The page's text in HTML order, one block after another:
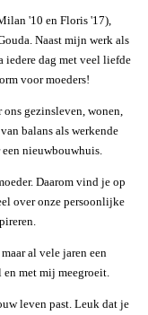
'10 en Floris '17),
Naast mijn werk als
dag met veel liefde
voor moeders!
gezinsleven, wonen,
balans als werkende
nieuwbouwhuis.
Daarom vind je op
over onze persoonlijke
al vele jaren een
met mij meegroeit.
leven past. Leuk dat je